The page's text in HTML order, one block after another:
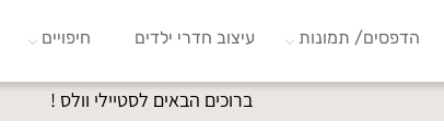
ברוכים הבאים לסטיילי וולס !
הדפסים/ תמונות עיצוב חדרי ילדים חיפויים